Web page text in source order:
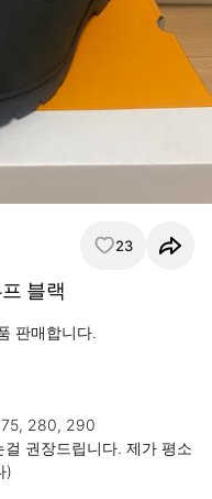
23
블랙
판매합니다.
280, 290
)